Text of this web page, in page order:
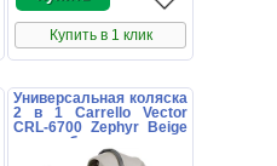
Купить в 1 клик
Универсальная коляска
2 в 1 Carrello Vector
CRL-6700 Zephyr Beige
светло-бежевая с
дождевиком